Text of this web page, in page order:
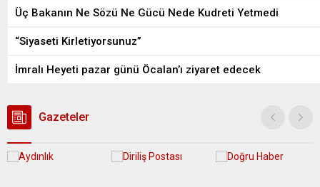
Üç Bakanın Ne Sözü Ne Gücü Nede Kudreti Yetmedi
“Siyaseti Kirletiyorsunuz”
İmralı Heyeti pazar günü Öcalan’ı ziyaret edecek
Gazeteler